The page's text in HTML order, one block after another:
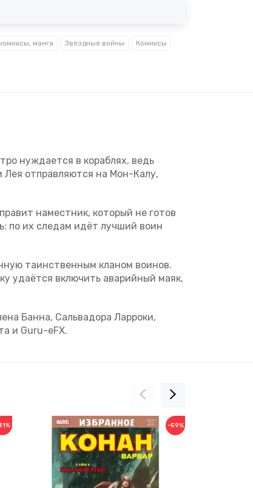
манга Звездные войны Комиксы
нуждается в кораблях, ведь
Лея отправляются на Мон-Калу,
наместник, который не готов
по их следам идёт лучший воин
таинственным кланом воинов.
удаётся включить аварийный маяк,
Банна, Сальвадора Ларроки,
и Guru-eFX.
−59%